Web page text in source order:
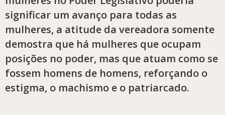
significar um avanço para todas as
mulheres, a atitude da vereadora somente
demostra que há mulheres que ocupam
posições no poder, mas que atuam como se
fossem homens de homens, reforçando o
estigma, o machismo e o patriarcado.